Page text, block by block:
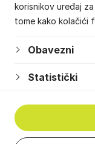
korisnikov uređaj
tome kako kolačići
Obavezni
Statistički